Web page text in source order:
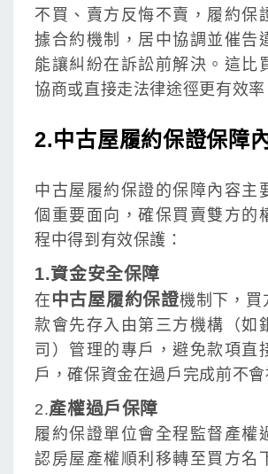
不買、賣方反悔不賣，履約保
據合約機制，居中協調並催告
能讓糾紛在訴訟前解決。這比
協商或直接走法律途徑更有效率
2.中古屋履約保證保障
中古屋履約保證的保障內容主
個重要面向，確保買賣雙方的
程中得到有效保護：
1.資金安全保障
在 中古屋履約保證機制下，買
款會先存入由第三方機構（如
司）管理的專戶，避免款項直
戶，確保資金在過戶完成前不會
2.產權過戶保障
履約保證單位會全程監督產權
認房屋產權順利移轉至買方名